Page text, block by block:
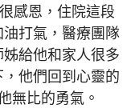
感恩，住院這段
打氣，醫療團隊
給他和家人很多
他們回到心靈的
無比的勇氣。